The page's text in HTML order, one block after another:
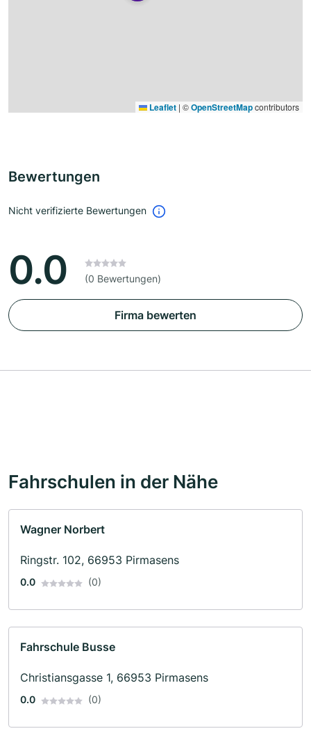
Leaflet | ©OpenStreetMapcontributors
Bewertungen
Nicht verifizierte Bewertungen
0.0 (0 Bewertungen)
Firma bewerten
Fahrschulen in der Nähe
Wagner Norbert
Ringstr. 102, 66953 Pirmasens
0.0 (0)
Fahrschule Busse
Christiansgasse 1, 66953 Pirmasens
0.0 (0)